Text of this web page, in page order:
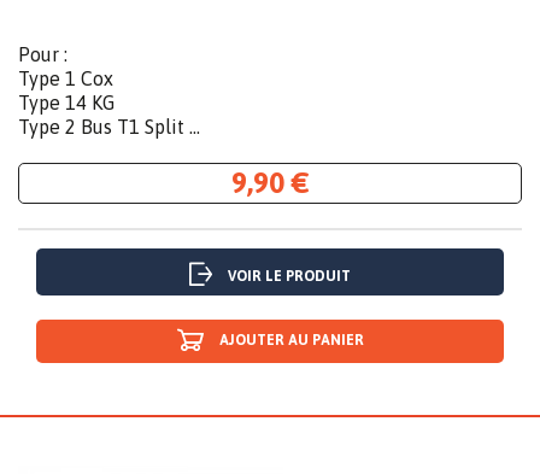
Pour :
Type 1 Cox
Type 14 KG
Type 2 Bus T1 Split ...
9,90 €
VOIR LE PRODUIT
AJOUTER AU PANIER